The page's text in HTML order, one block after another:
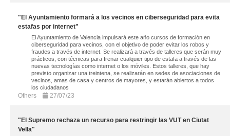
"El Ayuntamiento formará a los vecinos en ciberseguridad para evita
estafas por internet"
El Ayuntamiento de Valencia impulsará este año cursos de formación en
ciberseguridad para vecinos, con el objetivo de poder evitar los robos y
fraudes a través de internet. Se realizará a través de talleres que serán muy
prácticos, con técnicas para frenar cualquier tipo de estafa a través de las
nuevas tecnologías como internet o los móviles. Estos talleres, que hay
previsto organizar una treintena, se realizarán en sedes de asociaciones de
vecinos, amas de casa y centros de mayores, y estarán abiertos a todos
los ciudadanos
Others 27/07/23
"El Supremo rechaza un recurso para restringir las VUT en Ciutat
Vella"